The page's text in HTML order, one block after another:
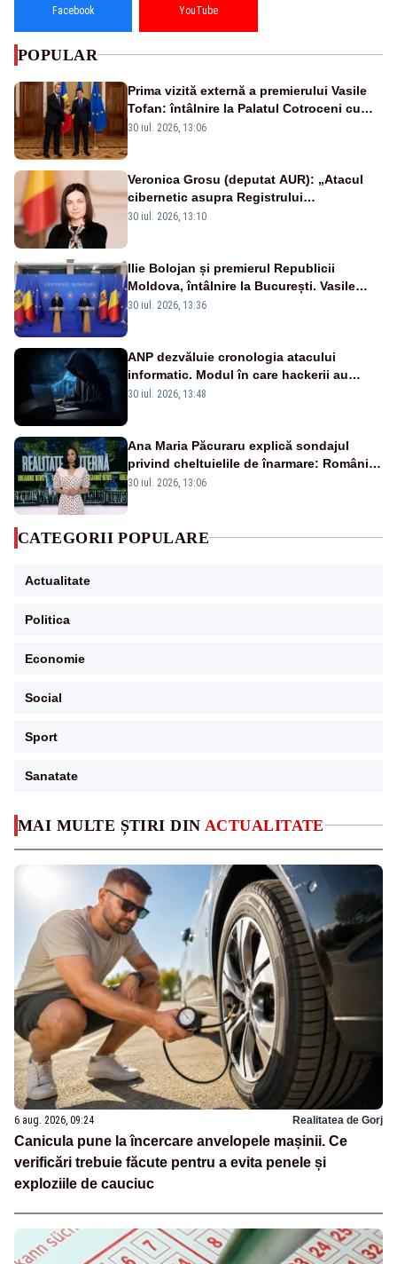
MAI MULTE ȘTIRI DIN ACTUALITATE
6 aug. 2026, 09:24 Realitatea de Gorj
Canicula pune la încercare anvelopele mașinii. Ce
verificări trebuie făcute pentru a evita penele și
exploziile de cauciuc
Facebook YouTube
POPULAR
Prima vizită externă a premierului Vasile
Tofan: întâlnire la Palatul Cotroceni cu
președintele Nicușor Dan
30 iul. 2026, 13:06
Veronica Grosu (deputat AUR): „Atacul
cibernetic asupra Registrului
Proprietăților transmite un semnal de
30 iul. 2026, 13:10
Ilie Bolojan și premierul Republicii
Moldova, întâlnire la București. Vasile
Tofan, primit cu onoruri militare
30 iul. 2026, 13:36
ANP dezvăluie cronologia atacului
informatic. Modul în care hackerii au
pătruns în rețea rămâne necunoscut
30 iul. 2026, 13:48
Ana Maria Păcuraru explică sondajul
privind cheltuielile de înarmare: Românii
cer transparență în achiziții și un echilibru
30 iul. 2026, 13:06
CATEGORII POPULARE
Actualitate
Politica
Economie
Social
Sport
Sanatate